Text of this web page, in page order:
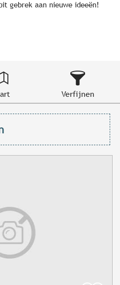
gebrek aan nieuwe ideeën!
Verfijnen